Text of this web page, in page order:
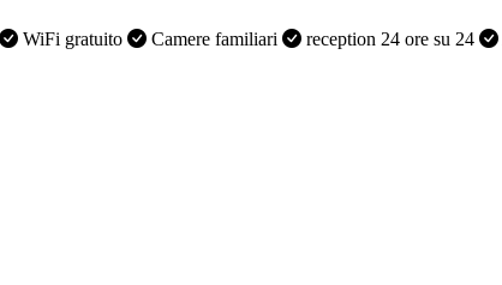
WiFi gratuito Camere familiari reception 24 ore su 24